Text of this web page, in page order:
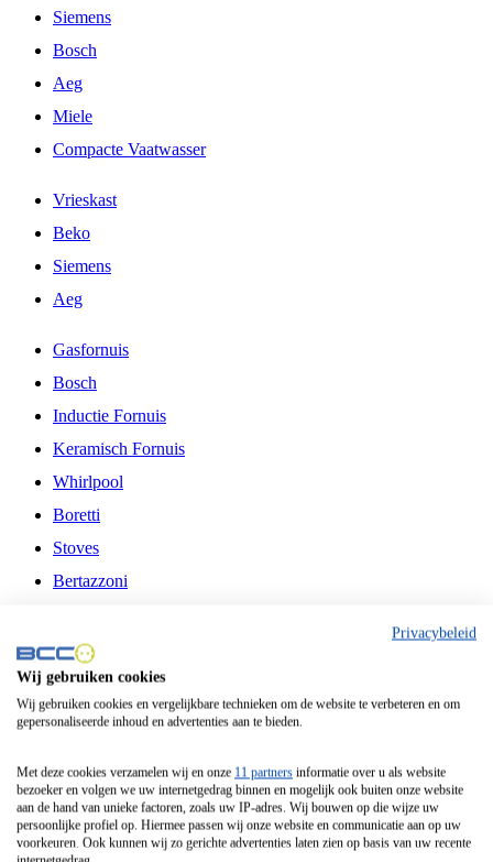
Siemens
Bosch
Aeg
Miele
Compacte Vaatwasser
Vrieskast
Beko
Siemens
Aeg
Gasfornuis
Bosch
Inductie Fornuis
Keramisch Fornuis
Whirlpool
Boretti
Stoves
Bertazzoni
Fitelli
Airfryer
Frituurpan
Contactgrill
Broodbakmachine
Broodrooster
Privacybeleid
Wij gebruiken cookies
Wij gebruiken cookies en vergelijkbare technieken om de website te verbeteren en om
gepersonaliseerde inhoud en advertenties aan te bieden.
Met deze cookies verzamelen wij en onze 11 partners informatie over u als website
bezoeker en volgen we uw internetgedrag binnen en mogelijk ook buiten onze website
aan de hand van unieke factoren, zoals uw IP-adres. Wij bouwen op die wijze uw
persoonlijke profiel op. Hiermee passen wij onze website en communicatie aan op uw
voorkeuren. Ook kunnen wij zo gerichte advertenties laten zien op basis van uw recente